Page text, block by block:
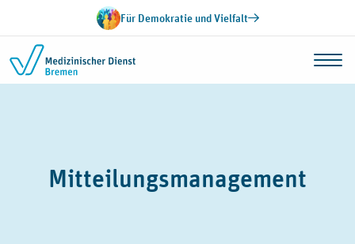
Zum Inhalt springenFür Demokratie und Vielfalt
Mitteilungsmanagement